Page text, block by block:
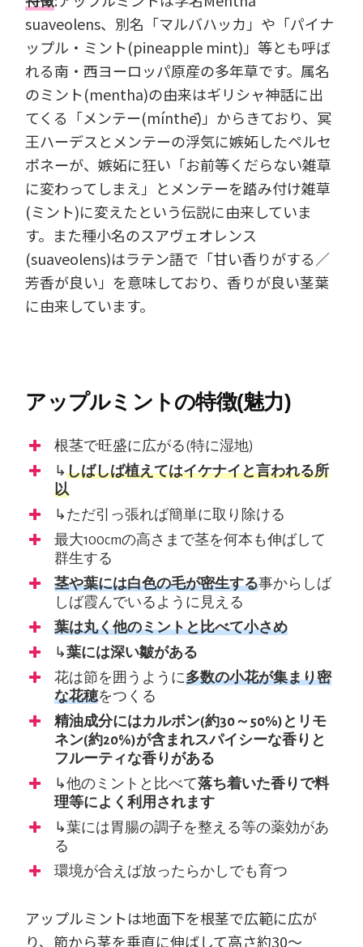
suaveolens、別名「マルバハッカ」や「パイナ
ップル・ミント(pineapple mint)」等とも呼ば
れる南・西ヨーロッパ原産の多年草です。属名
のミント(mentha)の由来はギリシャ神話に出
てくる「メンテー(mínthē)」からきており、冥
王ハーデスとメンテーの浮気に嫉妬したペルセ
ポネーが、嫉妬に狂い「お前等くだらない雑草
に変わってしまえ」とメンテーを踏み付け雑草
(ミント)に変えたという伝説に由来していま
す。また種小名のスアヴェオレンス
(suaveolens)はラテン語で「甘い香りがする／
芳香が良い」を意味しており、香りが良い茎葉
に由来しています。
アップルミントの特徴(魅力)
根茎で旺盛に広がる(特に湿地)
↳しばしば植えてはイケナイと言われる所
以
↳ただ引っ張れば簡単に取り除ける
最大100cmの高さまで茎を何本も伸ばして
群生する
茎や葉には白色の毛が密生する事からしば
しば霞んでいるように見える
葉は丸く他のミントと比べて小さめ
↳葉には深い皺がある
花は節を囲うように多数の小花が集まり密
な花穂をつくる
精油成分にはカルボン(約30～50%)とリモ
ネン(約20%)が含まれスパイシーな香りと
フルーティな香りがある
↳他のミントと比べて落ち着いた香りで料
理等によく利用されます
↳葉には胃腸の調子を整える等の薬効があ
る
環境が合えば放ったらかしでも育つ
アップルミントは地面下を根茎で広範に広が
り、節から茎を垂直に伸ばして高さ約30～